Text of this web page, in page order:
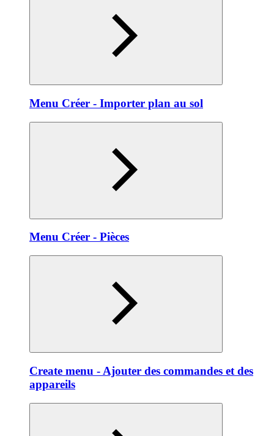
Menu Créer - Importer plan au sol
Menu Créer - Pièces
Create menu - Ajouter des commandes et des
appareils